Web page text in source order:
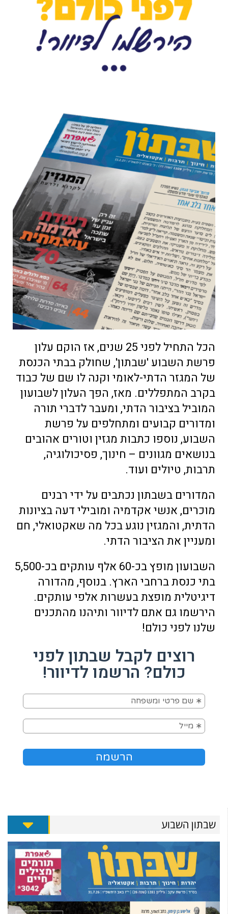
הכל התחיל לפני 25 שנים, אז הוקם עלון
פרשת השבוע 'שבתון', שחולק בבתי הכנסת
של המגזר הדתי-לאומי וקנה לו שם של כבוד
בקרב המתפללים. מאז, הפך העלון לשבועון
המוביל בציבור הדתי, ומעבר לדברי תורה
ומדורים קבועים ומתחלפים על פרשת
השבוע, נוספו כתבות מגזין וטורים אהובים
בנושאים מגוונים – חינוך, פסיכולוגיה,
תרבות, טיולים ועוד.
המדורים בשבתון נכתבים על ידי רבנים
מוכרים, אנשי אקדמיה ומובילי דעה בציונות
הדתית, והמגזין נוגע בכל מה שאקטואלי, חם
ומעניין את הציבור הדתי.
השבועון מופץ בכ-60 אלף עותקים בכ-5,500
בתי כנסת ברחבי הארץ. בנוסף, מהדורה
דיגיטלית מופצת בעשרות אלפי עותקים.
הירשמו גם אתם לדיוור ותיהנו מהתכנים
שלנו לפני כולם!
רוצים לקבל שבתון לפני
כולם? הרשמו לדיוור!
שבתון השבוע